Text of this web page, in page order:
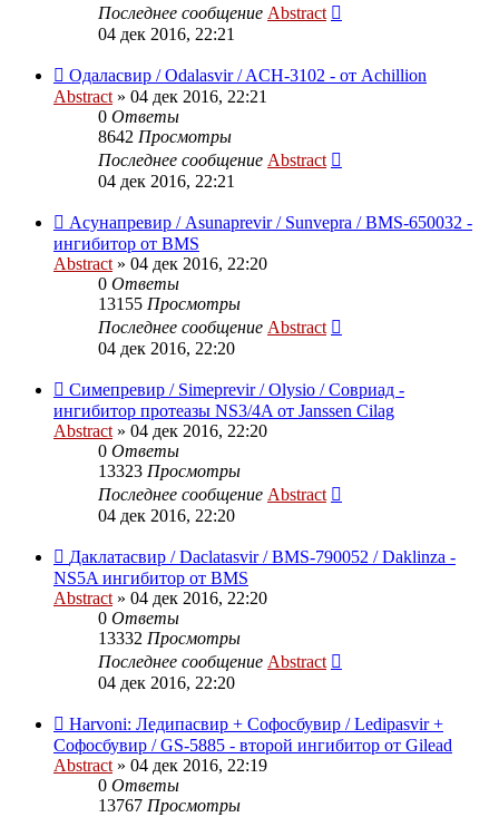
Последнее сообщение Abstract
04 дек 2016, 22:21
Одаласвир / Odalasvir / ACH-3102 - от Achillion
Abstract » 04 дек 2016, 22:21
0 Ответы
8642 Просмотры
Последнее сообщение Abstract
04 дек 2016, 22:21
Асунапревир / Asunaprevir / Sunvepra / BMS-650032 -
ингибитор от BMS
Abstract » 04 дек 2016, 22:20
0 Ответы
13155 Просмотры
Последнее сообщение Abstract
04 дек 2016, 22:20
Симепревир / Simeprevir / Olysio / Совриад -
ингибитор протеазы NS3/4A от Janssen Cilag
Abstract » 04 дек 2016, 22:20
0 Ответы
13323 Просмотры
Последнее сообщение Abstract
04 дек 2016, 22:20
Даклатасвир / Daclatasvir / BMS-790052 / Daklinza -
NS5A ингибитор от BMS
Abstract » 04 дек 2016, 22:20
0 Ответы
13332 Просмотры
Последнее сообщение Abstract
04 дек 2016, 22:20
Harvoni: Ледипасвир + Софосбувир / Ledipasvir +
Софосбувир / GS-5885 - второй ингибитор от Gilead
Abstract » 04 дек 2016, 22:19
0 Ответы
13767 Просмотры